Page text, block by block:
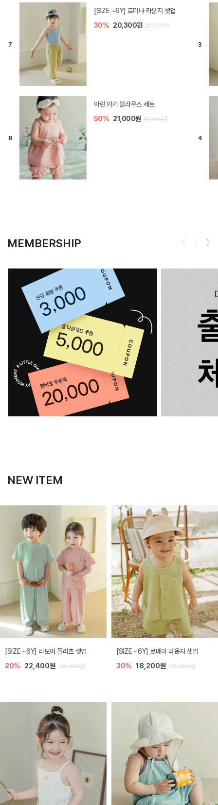
[SIZE ~6Y] 로미나 라운지 셋업
30% 20,300원 29,000원
아린 아기 블라우스 세트
50% 21,000원 42,000원
MEMBERSHIP
NEW ITEM
[SIZE ~6Y] 리모어 플리츠 셋업
20% 22,400원 28,000원
[SIZE ~6Y] 로메이 라운지 셋업
30% 18,200원 26,000원